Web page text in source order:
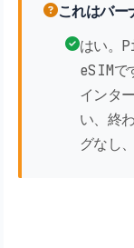
これはバー
はい。
eSIMで
インタ
い、終
グなし